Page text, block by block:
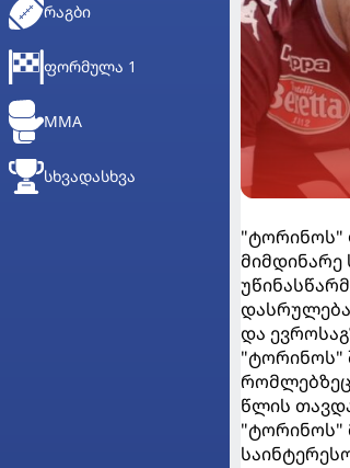
ᲠᲐᲒᲑᲘ
ᲤᲝᲠᲛᲣᲚᲐ 1
MMA
ᲡᲮᲕᲐᲓᲐᲡᲮᲕᲐ
"ტორინოს"
მიმდინარე
და
"ტორინოს"
რომლებზეც
წლის
"ტორინოს"